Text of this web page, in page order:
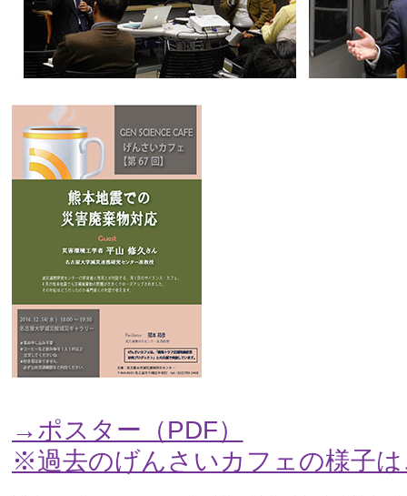
→ポスター（PDF）
※過去のげんさいカフェの様子